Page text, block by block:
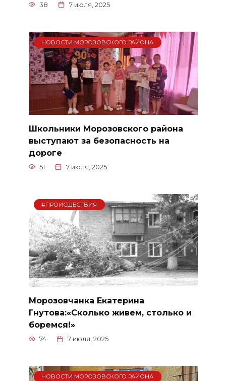
38 7 июля, 2025
НОВОСТИ МОРОЗОВСКОГО РАЙОНА
Школьники Морозовского района
выступают за безопасность на
дороге
51 7 июля, 2025
#ПРОИСШЕСТВИЯ
Морозовчанка Екатерина
Гнутова:«Сколько живем, столько и
боремся!»
74 7 июля, 2025
НОВОСТИ МОРОЗОВСКОГО РАЙОНА